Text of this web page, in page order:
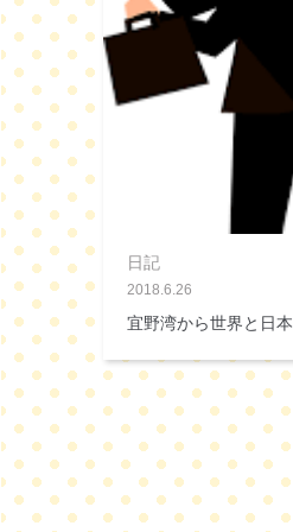
日記
2018.6.26
宜野湾から世界と日本